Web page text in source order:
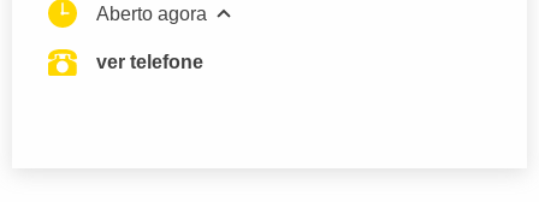
Aberto agora
ver telefone